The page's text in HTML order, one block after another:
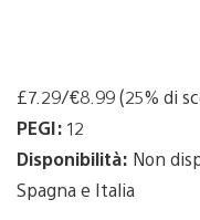
£7.29/€8.99 (25% di
PEGI: 12
Disponibilità: Non
Spagna e Italia